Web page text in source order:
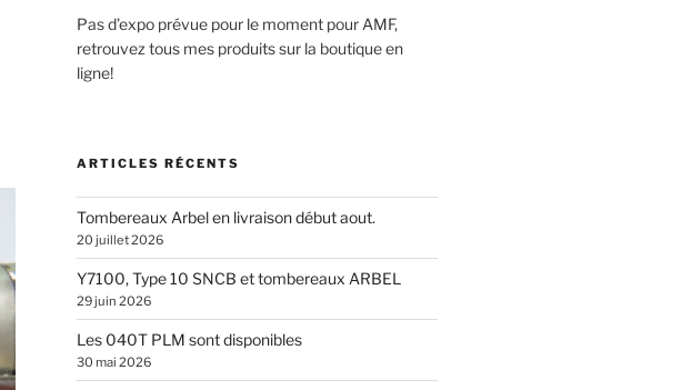
Pas d’expo prévue pour le moment pour AMF,
retrouvez tous mes produits sur la boutique en
ligne!
ARTICLES RÉCENTS
Tombereaux Arbel en livraison début aout.
20 juillet 2026
Y7100, Type 10 SNCB et tombereaux ARBEL
29 juin 2026
Les 040T PLM sont disponibles
30 mai 2026